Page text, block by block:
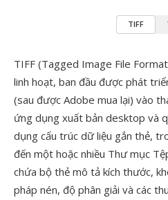
TIFF
TIFF (Tagged Image File
linh hoạt, ban đầu được phát
(sau được Adobe mua lại) vào
ứng dụng xuất bản desktop và
dụng cấu trúc dữ liệu gắn thẻ,
đến một hoặc nhiều Thư mục
chứa bộ thẻ mô tả kích thước,
pháp nén, độ phân giải và các